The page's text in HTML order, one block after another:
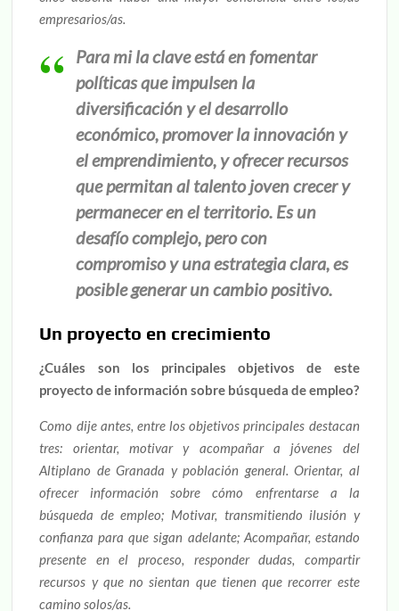
empresarios/as.
Para mi la clave está en fomentar
políticas que impulsen la
diversificación y el desarrollo
económico, promover la innovación y
el emprendimiento, y ofrecer recursos
que permitan al talento joven crecer y
permanecer en el territorio. Es un
desafío complejo, pero con
compromiso y una estrategia clara, es
posible generar un cambio positivo.
Un proyecto en crecimiento
¿Cuáles son los principales objetivos de este
proyecto de información sobre búsqueda de empleo?
Como dije antes, entre los objetivos principales destacan
tres: orientar, motivar y acompañar a jóvenes del
Altiplano de Granada y población general. Orientar, al
ofrecer información sobre cómo enfrentarse a la
búsqueda de empleo; Motivar, transmitiendo ilusión y
confianza para que sigan adelante; Acompañar, estando
presente en el proceso, responder dudas, compartir
recursos y que no sientan que tienen que recorrer este
camino solos/as.